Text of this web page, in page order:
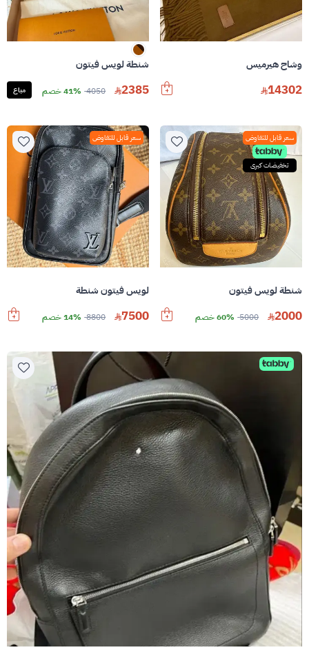
وشاح هيرميس
14302
شنطة لويس فيتون
2385
4050 41% خصم مباع
سعر قابل للتفاوض
تخفيضات كبرى
شنطة لويس فيتون
2000
5000 60% خصم
سعر قابل للتفاوض
لويس فيتون شنطة
7500
8800 14% خصم